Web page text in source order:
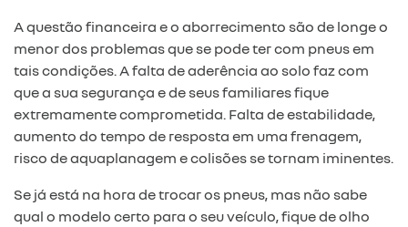
A questão financeira e o aborrecimento são de longe o
menor dos problemas que se pode ter com pneus em
tais condições. A falta de aderência ao solo faz com
que a sua segurança e de seus familiares fique
extremamente comprometida. Falta de estabilidade,
aumento do tempo de resposta em uma frenagem,
risco de aquaplanagem e colisões se tornam iminentes.
Se já está na hora de trocar os pneus, mas não sabe
qual o modelo certo para o seu veículo, fique de olho